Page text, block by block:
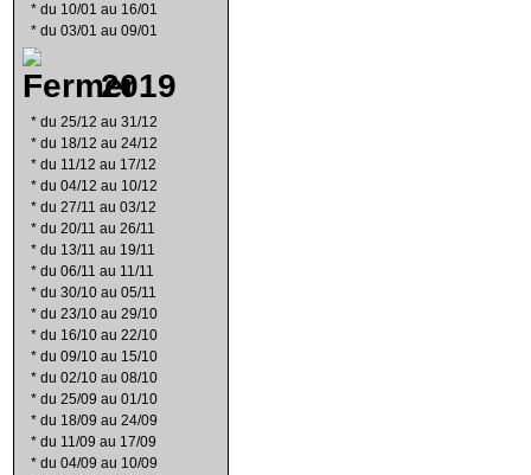
* du 10/01 au 16/01
* du 03/01 au 09/01
2019
* du 25/12 au 31/12
* du 18/12 au 24/12
* du 11/12 au 17/12
* du 04/12 au 10/12
* du 27/11 au 03/12
* du 20/11 au 26/11
* du 13/11 au 19/11
* du 06/11 au 11/11
* du 30/10 au 05/11
* du 23/10 au 29/10
* du 16/10 au 22/10
* du 09/10 au 15/10
* du 02/10 au 08/10
* du 25/09 au 01/10
* du 18/09 au 24/09
* du 11/09 au 17/09
* du 04/09 au 10/09